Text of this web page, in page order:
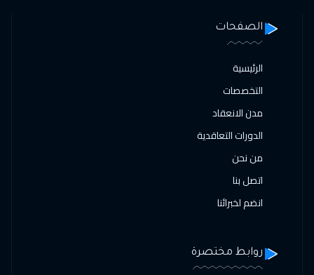
الصفحات
الرئيسية
التخصصات
مدن الانعقاد
الدورات التعاقدية
من نحن
اتصل بنا
انضم لخبرائنا
روابط مختصرة